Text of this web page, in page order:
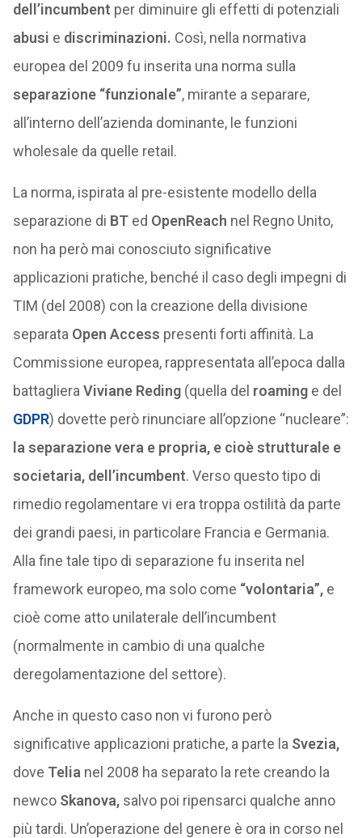
dell’incumbent per diminuire gli effetti di potenziali
abusi e discriminazioni. Così, nella normativa
europea del 2009 fu inserita una norma sulla
separazione “funzionale”, mirante a separare,
all’interno dell’azienda dominante, le funzioni
wholesale da quelle retail.
La norma, ispirata al pre-esistente modello della
separazione di BTed OpenReach nel Regno Unito,
non ha però mai conosciuto significative
applicazioni pratiche, benché il caso degli impegni di
TIM (del 2008) con la creazione della divisione
separata Open Access presenti forti affinità. La
Commissione europea, rappresentata all’epoca dalla
battagliera Viviane Reding(quella del roaminge del
GDPR) dovette però rinunciare all’opzione “nucleare”:
la separazione vera e propria, e cioè strutturale e
societaria, dell’incumbent. Verso questo tipo di
rimedio regolamentare vi era troppa ostilità da parte
dei grandi paesi, in particolare Francia e Germania.
Alla fine tale tipo di separazione fu inserita nel
framework europeo, ma solo come “volontaria”,e
cioè come atto unilaterale dell’incumbent
(normalmente in cambio di una qualche
deregolamentazione del settore).
Anche in questo caso non vi furono però
significative applicazioni pratiche, a parte la Svezia,
dove Telia nel 2008 ha separato la rete creando la
newco Skanova,salvo poi ripensarci qualche anno
più tardi. Un’operazione del genere è ora in corso nel